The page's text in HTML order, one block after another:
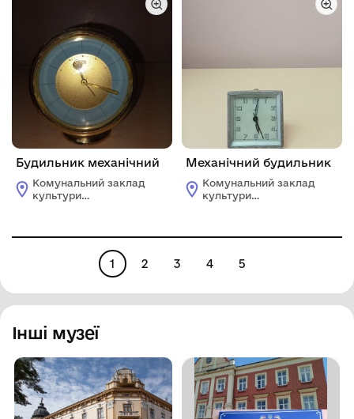
Будильник механічний
Комунальний заклад
культури
Механічний будильник
Комунальний заклад
культури
1 2 3 4 5
Інші музеї